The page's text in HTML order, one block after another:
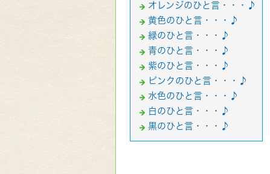
オレンジのひと言・・・♪
黄色のひと言・・・♪
緑のひと言・・・♪
青のひと言・・・♪
紫のひと言・・・♪
ピンクのひと言・・・♪
水色のひと言・・・♪
白のひと言・・・♪
黒のひと言・・・♪